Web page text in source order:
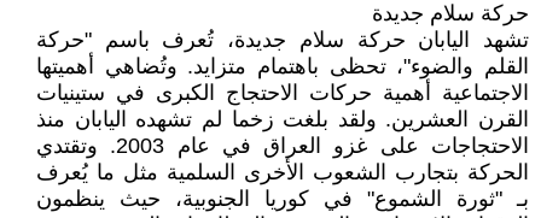
حركة سلام جديدة
تشهد اليابان حركة سلام جديدة، تُعرف باسم "حركة
القلم والضوء"، تحظى باهتمام متزايد. وتُضاهي أهميتها
الاجتماعية أهمية حركات الاحتجاج الكبرى في ستينيات
القرن العشرين. ولقد بلغت زخما لم تشهده اليابان منذ
الاحتجاجات على غزو العراق في عام 2003. وتقتدي
الحركة بتجارب الشعوب الأخرى السلمية مثل ما يُعرف
بـ "ثورة الشموع" في كوريا الجنوبية، حيث ينظمون